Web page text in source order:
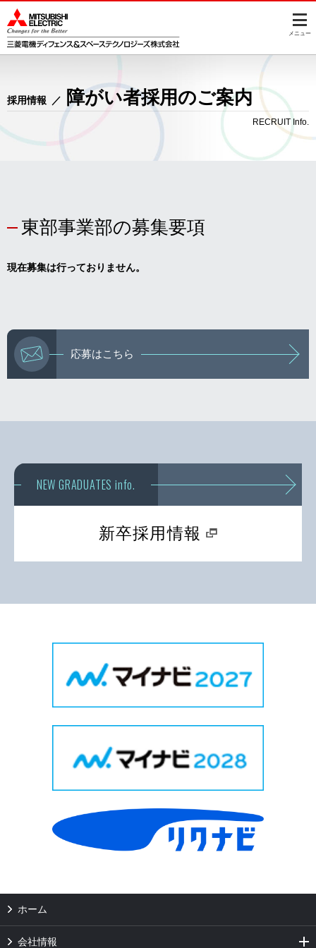
メニュー
採用情報 障がい者採用のご案内
RECRUIT Info.
東部事業部の募集要項
現在募集は行っておりません。
応募はこちら
NEW GRADUATES info.
新卒採用情報
ホーム
会社情報